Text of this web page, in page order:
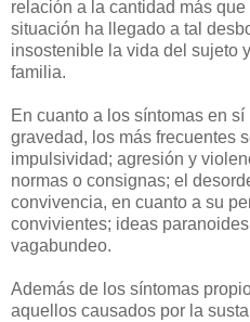
relación a la cantidad más
situación ha llegado a tal
insostenible la vida del sujeto
familia.
En cuanto a los síntomas en
gravedad, los más frecuentes
impulsividad; agresión y
normas o consignas; el
convivencia, en cuanto a su
convivientes; ideas
vagabundeo.
Además de los síntomas
aquellos causados por la